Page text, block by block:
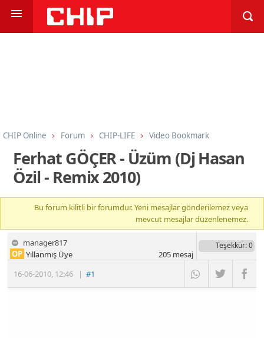
CHIP Online Forum CHIP-LIFE Video Bookmark
Ferhat GÖÇER - Üzüm (Dj Hasan
Özil - Remix 2010)
Bu forum kilitli bir forumdur. Yeni mesajlar gönderilemez veya
mevcut mesajlar düzenlenemez.
manager817
16-06-2010, 12:46 |#1
OP Yıllanmış Üye
Teşekkür: 0
205mesaj